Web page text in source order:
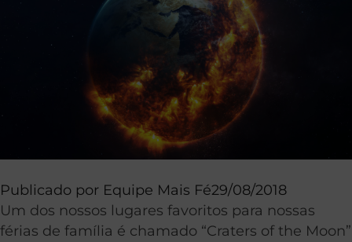
Publicado por Equipe Mais Fé29/08/2018
Um dos nossos lugares favoritos para nossas
férias de família é chamado “Craters of the Moon”